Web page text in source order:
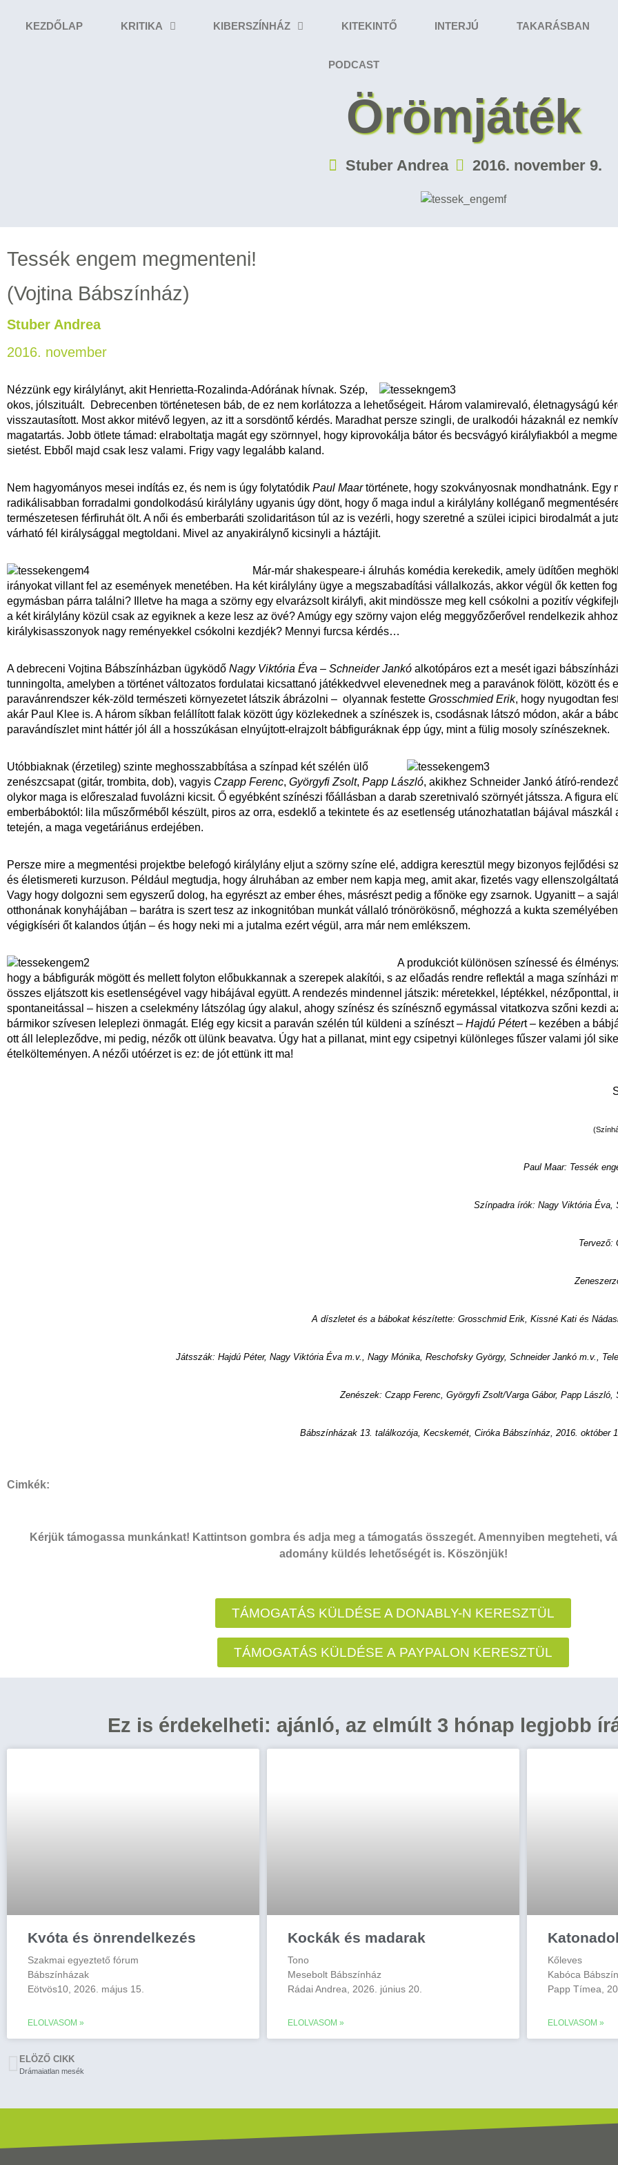
KEZDŐLAP KRITIKA KIBERSZÍNHÁZ KITEKINTŐ INTERJÚ TAKARÁSBAN
PODCAST
Örömjáték
Stuber Andrea 2016. november 9.
Tessék engem megmenteni!
(Vojtina Bábszínház)
Stuber Andrea
2016. november
Nézzünk egy királylányt, akit Henrietta-Rozalinda-Adórának hívnak. Szép,
okos, jólszituált. Debrecenben történetesen báb, de ez nem korlátozza a lehetőségeit. Három valamirevaló, életnagyságú
visszautasított. Most akkor mitévő legyen, az itt a sorsdöntő kérdés. Maradhat persze szingli, de uralkodói házaknál ez
magatartás. Jobb ötlete támad: elraboltatja magát egy szörnnyel, hogy kiprovokálja bátor és becsvágyó királyfiakból a
sietést. Ebből majd csak lesz valami. Frigy vagy legalább kaland.
Nem hagyományos mesei indítás ez, és nem is úgy folytatódik Paul Maartörténete, hogy szokványosnak mondhatnánk. Egy
radikálisabban forradalmi gondolkodású királylány ugyanis úgy dönt, hogy ő maga indul a királylány kolléganő
természetesen férfiruhát ölt. A női és emberbaráti szolidaritáson túl az is vezérli, hogy szeretné a szülei icipici birodalmát a
várható fél királysággal megtoldani. Mivel az anyakirálynő kicsinyli a háztájit.
Már-már shakespeare-i álruhás komédia kerekedik, amely üdítően
irányokat villant fel az események menetében. Ha két királylány ügye a megszabadítási vállalkozás, akkor végül ők ketten
egymásban párra találni? Illetve ha maga a szörny egy elvarázsolt királyfi, akit mindössze meg kell csókolni a pozitív
a két királylány közül csak az egyiknek a keze lesz az övé? Amúgy egy szörny vajon elég meggyőzőerővel rendelkezik
királykisasszonyok nagy reményekkel csókolni kezdjék? Mennyi furcsa kérdés…
A debreceni Vojtina Bábszínházban ügyködő Nagy Viktória Éva – Schneider Jankó alkotópáros ezt a mesét igazi
tunningolta, amelyben a történet változatos fordulatai kicsattanó játékkedvvel elevenednek meg a paravánok fölött, között és
paravánrendszer kék-zöld természeti környezetet látszik ábrázolni – olyannak festette Grosschmied Erik, hogy nyugodtan
akár Paul Klee is. A három síkban felállított falak között úgy közlekednek a színészek is, csodásnak látszó módon, akár a
paravándíszlet mint háttér jól áll a hosszúkásan elnyújtott-elrajzolt bábfiguráknak épp úgy, mint a fülig mosoly színészeknek.
Utóbbiaknak (érzetileg) szinte meghosszabbítása a színpad két szélén ülő
zenészcsapat (gitár, trombita, dob), vagyis Czapp Ferenc, Györgyfi Zsolt, Papp László, akikhez Schneider Jankó átíró-
olykor maga is előreszalad fuvolázni kicsit. Ő egyébként színészi főállásban a darab szeretnivaló szörnyét játssza. A figura
emberbáboktól: lila műszőrméből készült, piros az orra, esdeklő a tekintete és az esetlenség utánozhatatlan bájával mászkál
tetején, a maga vegetáriánus erdejében.
Persze mire a megmentési projektbe belefogó királylány eljut a szörny színe elé, addigra keresztül megy bizonyos fejlődési
és életismereti kurzuson. Például megtudja, hogy álruhában az ember nem kapja meg, amit akar, fizetés vagy
Vagy hogy dolgozni sem egyszerű dolog, ha egyrészt az ember éhes, másrészt pedig a főnöke egy zsarnok. Ugyanitt – a
otthonának konyhájában – barátra is szert tesz az inkognitóban munkát vállaló trónörökösnő, méghozzá a kukta
végigkíséri őt kalandos útján – és hogy neki mi a jutalma ezért végül, arra már nem emlékszem.
A produkciót különösen színessé és
hogy a bábfigurák mögött és mellett folyton előbukkannak a szerepek alakítói, s az előadás rendre reflektál a maga színházi
összes eljátszott kis esetlenségével vagy hibájával együtt. A rendezés mindennel játszik: méretekkel, léptékkel, nézőponttal,
spontaneitással – hiszen a cselekmény látszólag úgy alakul, ahogy színész és színésznő egymással vitatkozva szőni kezdi
bármikor szívesen leleplezi önmagát. Elég egy kicsit a paraván szélén túl küldeni a színészt – Hajdú Pétert – kezében a
ott áll lelepleződve, mi pedig, nézők ott ülünk beavatva. Úgy hat a pillanat, mint egy csipetnyi különleges fűszer valami jól
ételkölteményen. A nézői utóérzet is ez: de jót ettünk itt ma!
Paul Maar: Tessék
Színpadra írók: Nagy Viktória Éva,
Tervező:
A díszletet és a bábokat készítette: Grosschmid Erik, Kissné Kati és
Játsszák: Hajdú Péter, Nagy Viktória Éva m.v., Nagy Mónika, Reschofsky György, Schneider Jankó m.v.,
Zenészek: Czapp Ferenc, Györgyfi Zsolt/Varga Gábor, Papp László,
Bábszínházak 13. találkozója, Kecskemét, Ciróka Bábszínház, 2016. október
Cimkék:
Kérjük támogassa munkánkat! Kattintson gombra és adja meg a támogatás összegét. Amennyiben megteheti,
adomány küldés lehetőségét is. Köszönjük!
TÁMOGATÁS KÜLDÉSE A DONABLY-N KERESZTÜL
TÁMOGATÁS KÜLDÉSE A PAYPALON KERESZTÜL
Ez is érdekelheti: ajánló, az elmúlt 3 hónap legjobb
Kvóta és önrendelkezés
Szakmai egyeztető fórum
Bábszínházak
Eötvös10, 2026. május 15.
ELOLVASOM »
Kockák és madarak
Tono
Mesebolt Bábszínház
Rádai Andrea, 2026. június 20.
ELOLVASOM »
Kőleves
Kabóca
Papp Tímea,
ELOLVASOM »
ELÖZŐ CIKK
Drámaiatlan mesék